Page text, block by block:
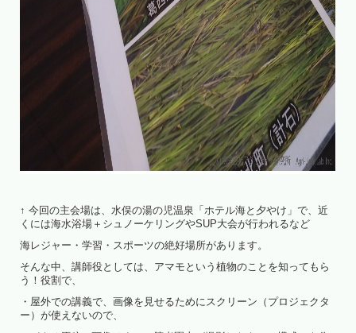
↑ 今回の主会場は、水俣の湯の児温泉「ホテル海と夕やけ」で、近
くには海水浴場＋シュノーケリングやSUP大会が行われるなど
海レジャー・学習・スポーツの絶好場所があります。
そんな中、講師役としては、アマモという植物のことを知ってもら
う！役割で、
・屋外での講義で、画像を見せるためにスクリーン（プロジェクタ
ー）が使えないので、